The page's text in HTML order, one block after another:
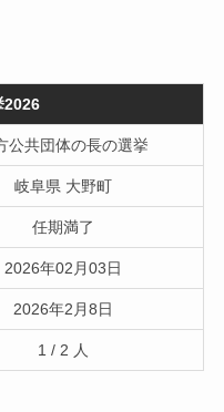
2026
公共団体の長の選挙
岐阜県 大野町
任期満了
2026年02月03日
2026年2月8日
1 / 2 人